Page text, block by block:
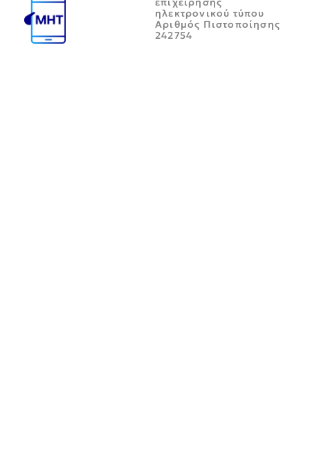
ηλεκτρονικού τύπου
Αριθμός Πιστοποίησης
242754